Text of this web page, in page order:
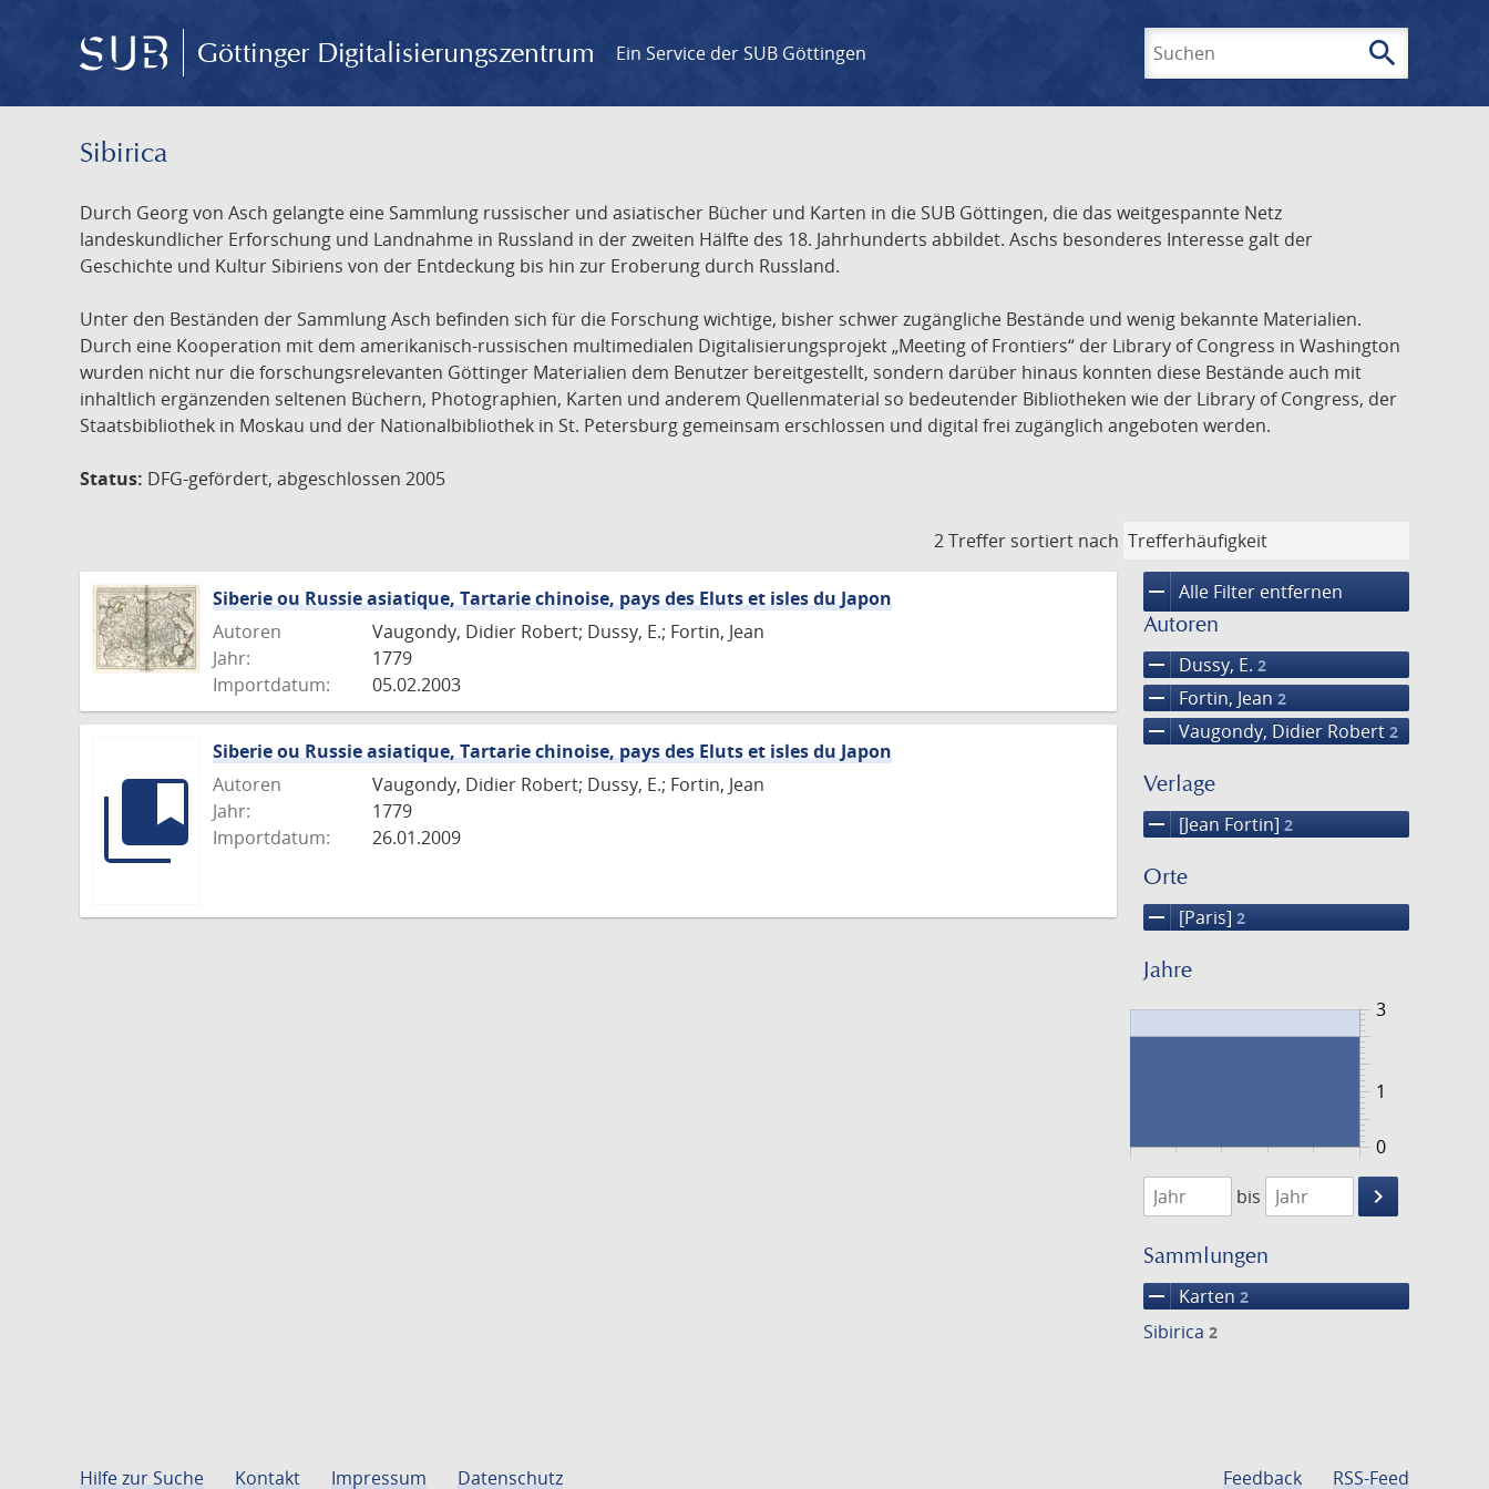
Göttinger Digitalisierungszentrum Ein Service der SUB Göttingen search
Sibirica
Durch Georg von Asch gelangte eine Sammlung russischer und asiatischer Bücher und Karten in die SUB Göttingen, die das weitgespannte Netz
landeskundlicher Erforschung und Landnahme in Russland in der zweiten Hälfte des 18. Jahrhunderts abbildet. Aschs besonderes Interesse galt der
Geschichte und Kultur Sibiriens von der Entdeckung bis hin zur Eroberung durch Russland.
Unter den Beständen der Sammlung Asch befinden sich für die Forschung wichtige, bisher schwer zugängliche Bestände und wenig bekannte Materialien.
Durch eine Kooperation mit dem amerikanisch-russischen multimedialen Digitalisierungsprojekt „Meeting of Frontiers“ der Library of Congress in Washington
wurden nicht nur die forschungsrelevanten Göttinger Materialien dem Benutzer bereitgestellt, sondern darüber hinaus konnten diese Bestände auch mit
inhaltlich ergänzenden seltenen Büchern, Photographien, Karten und anderem Quellenmaterial so bedeutender Bibliotheken wie der Library of Congress, der
Staatsbibliothek in Moskau und der Nationalbibliothek in St. Petersburg gemeinsam erschlossen und digital frei zugänglich angeboten werden.
Status: DFG-gefördert, abgeschlossen 2005
2 Treffer sortiert nach
remove Alle Filter entfernen
Autoren
remove Dussy, E. 2
remove Fortin, Jean 2
remove Vaugondy, Didier Robert 2
Verlage
remove [Jean Fortin] 2
Orte
remove [Paris] 2
Jahre
0
3
1
1779
1780
bis
keyboard_arrow_right
Suche
Sammlungen
remove Karten 2
Sibirica 2
Siberie ou Russie asiatique, Tartarie chinoise, pays des Eluts et isles du Japon
Autoren
Vaugondy, Didier Robert; Dussy, E.; Fortin, Jean
Jahr:
1779
Importdatum:
05.02.2003
Siberie ou Russie asiatique, Tartarie chinoise, pays des Eluts et isles du Japon
Autoren
Vaugondy, Didier Robert; Dussy, E.; Fortin, Jean
Jahr:
1779
Importdatum:
26.01.2009
Hilfe zur Suche Kontakt Impressum Datenschutz Feedback RSS-Feed